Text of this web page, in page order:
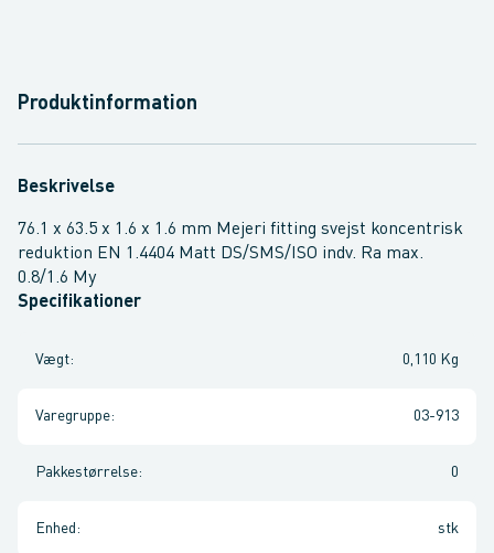
Produktinformation
Beskrivelse
76.1 x 63.5 x 1.6 x 1.6 mm Mejeri fitting svejst koncentrisk
reduktion EN 1.4404 Matt DS/SMS/ISO indv. Ra max.
0.8/1.6 My
Specifikationer
Vægt: 0,110 Kg
Varegruppe: 03-913
Pakkestørrelse: 0
Enhed : stk